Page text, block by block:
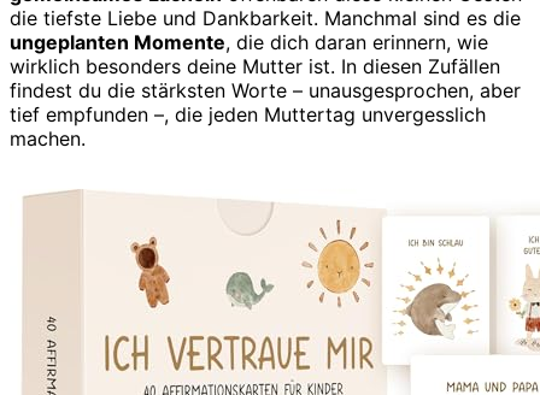
die tiefste Liebe und Dankbarkeit. Manchmal sind es die
ungeplanten Momente, die dich daran erinnern, wie
wirklich besonders deine Mutter ist. In diesen Zufällen
findest du die stärksten Worte – unausgesprochen, aber
tief empfunden –, die jeden Muttertag unvergesslich
machen.